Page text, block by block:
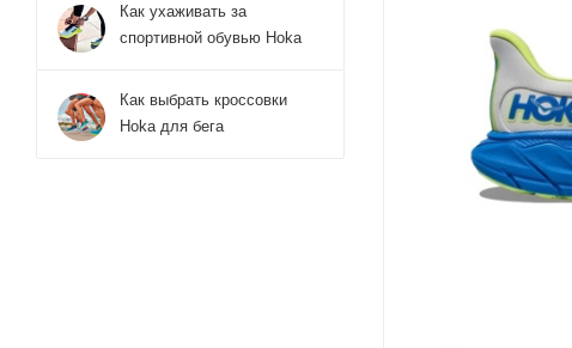
Как ухаживать за
спортивной обувью Hoka
Как выбрать кроссовки
Hoka для бега